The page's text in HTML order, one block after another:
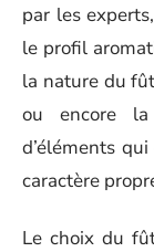
par les
le profil
la nature du
ou encore
d’éléments
caractère
Le choix du